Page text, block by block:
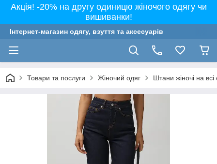
Акція! -20% на другу одиницю жіночого одягу чи
вишиванки!
Інтернет-магазин одягу, взуття та аксесуарів
Товари та послуги Жіночий одяг Штани жіночі на всі